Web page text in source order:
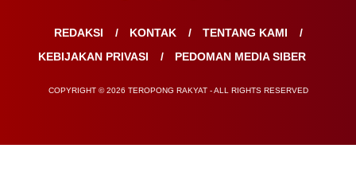
REDAKSI KONTAK
TENTANG KAMI
KEBIJAKAN PRIVASI
PEDOMAN MEDIA SIBER
COPYRIGHT © 2026 TEROPONG RAKYAT - ALL RIGHTS RESERVED